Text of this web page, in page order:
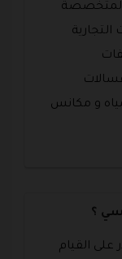
المتخصصة
و مكانس
؟
على القيام